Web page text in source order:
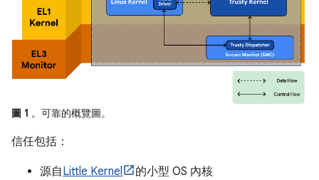
圖 1 。可靠的概覽圖。
信任包括：
源自Little Kernel
的小型 OS 內核